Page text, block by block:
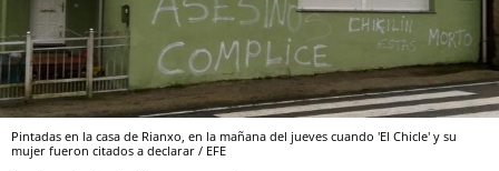
Pintadas en la casa de Rianxo, en la mañana del jueves cuando 'El Chicle' y su
mujer fueron citados a declarar / EFE